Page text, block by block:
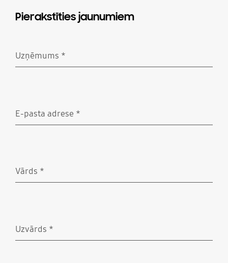
Pierakstīties jaunumiem
Uzņēmums *
E-pasta adrese *
Vārds *
Uzvārds *